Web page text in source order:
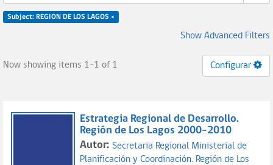
Subject: REGION DE LOS LAGOS ×
Show Advanced Filters
Now showing items 1-1 of 1 Configurar
Estrategia Regional de Desarrollo.
Región de Los Lagos 2000-2010
Autor: Secretaria Regional Ministerial de
Planificación y Coordinación. Región de Los